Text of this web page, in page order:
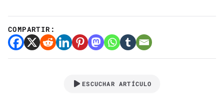
COMPARTIR:
ESCUCHAR ARTÍCULO